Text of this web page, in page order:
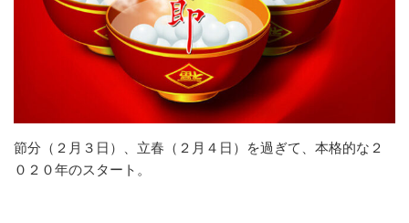
節分（２月３日）、立春（２月４日）を過ぎて、本格的な２
０２０年のスタート。